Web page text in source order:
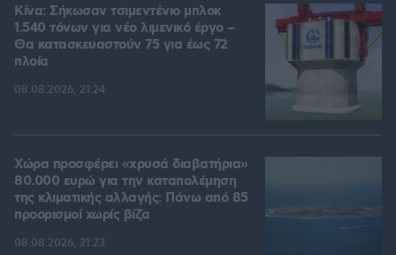
Κίνα: Σήκωσαν τσιμεντένιο μπλοκ
1.540 τόνων για νέο λιμενικό έργο –
Θα κατασκευαστούν 75 για έως 72
πλοία
08.08.2026, 21:24
Χώρα προσφέρει «χρυσά διαβατήρια»
80.000 ευρώ για την καταπολέμηση
της κλιματικής αλλαγής: Πάνω από 85
προορισμοί χωρίς βίζα
08.08.2026, 21:23